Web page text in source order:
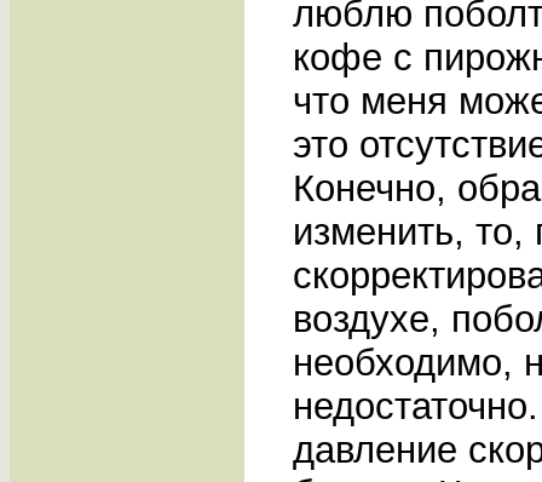
люблю
кофе с
что меня
это
Конечно,
изменить,
воздухе,
необходимо,
давление